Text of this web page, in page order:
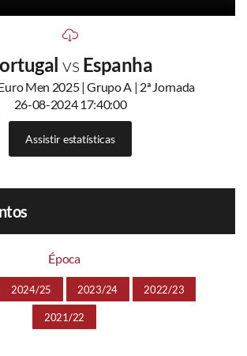
vs Espanha
Men 2025 | Grupo A | 2ª Jornada
26-08-2024 17:40:00
Assistir estatísticas
Época
2024/25 2023/24 2022/23
2021/22